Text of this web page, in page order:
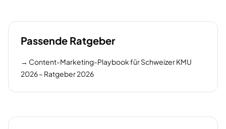
Passende Ratgeber
→ Content-Marketing-Playbook für Schweizer KMU
2026 – Ratgeber 2026